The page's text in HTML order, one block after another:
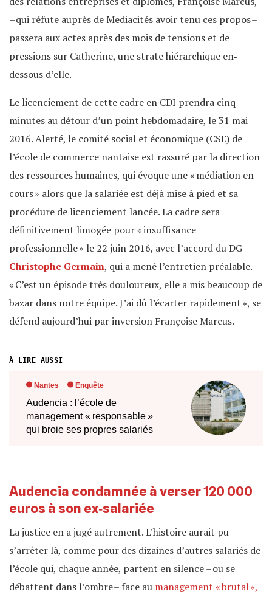
– qui réfute auprès de Mediacités avoir tenu ces propos –
passera aux actes après des mois de tensions et de
pressions sur Catherine, une strate hiérarchique en‐
dessous d’elle.
Le licenciement de cette cadre en CDI prendra cinq
minutes au détour d’un point hebdomadaire, le 31 mai
2016. Alerté, le comité social et économique (CSE) de
l’école de commerce nantaise est rassuré par la direction
des ressources humaines, qui évoque une « médiation en
cours » alors que la salariée est déjà mise à pied et sa
procédure de licenciement lancée. La cadre sera
définitivement limogée pour « insuffisance
professionnelle » le 22 juin 2016, avec l’accord du DG
Christophe Germain, qui a mené l’entretien préalable.
« C’est un épisode très douloureux, elle a mis beaucoup de
bazar dans notre équipe. J’ai dû l’écarter rapidement », se
défend aujourd’hui par inversion Françoise Marcus.
Audencia condamnée à verser 120 000
euros à son ex‐salariée
La justice en a jugé autrement. L’histoire aurait pu
s’arrêter là, comme pour des dizaines d’autres salariés de
l’école qui, chaque année, partent en silence – ou se
débattent dans l’ombre – face au management « brutal »,